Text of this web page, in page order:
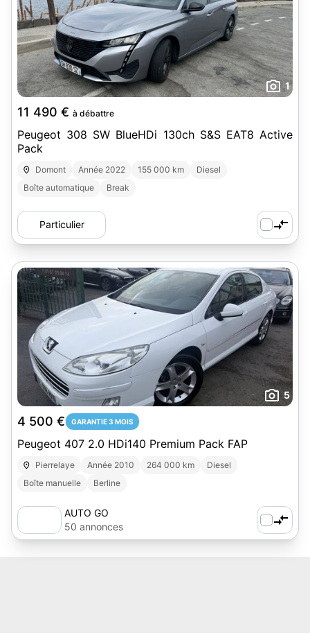
1
11 490 € à débattre
Peugeot 308 SW BlueHDi 130ch S&S EAT8 Active
Pack
Domont Année 2022 155 000 km
Diesel
Boîte automatique
Break
Particulier
5
4 500 € GARANTIE 3 MOIS
Peugeot 407 2.0 HDi140 Premium Pack FAP
Pierrelaye Année 2010 264 000 km
Diesel
Boîte manuelle
Berline
AUTO GO
50 annonces